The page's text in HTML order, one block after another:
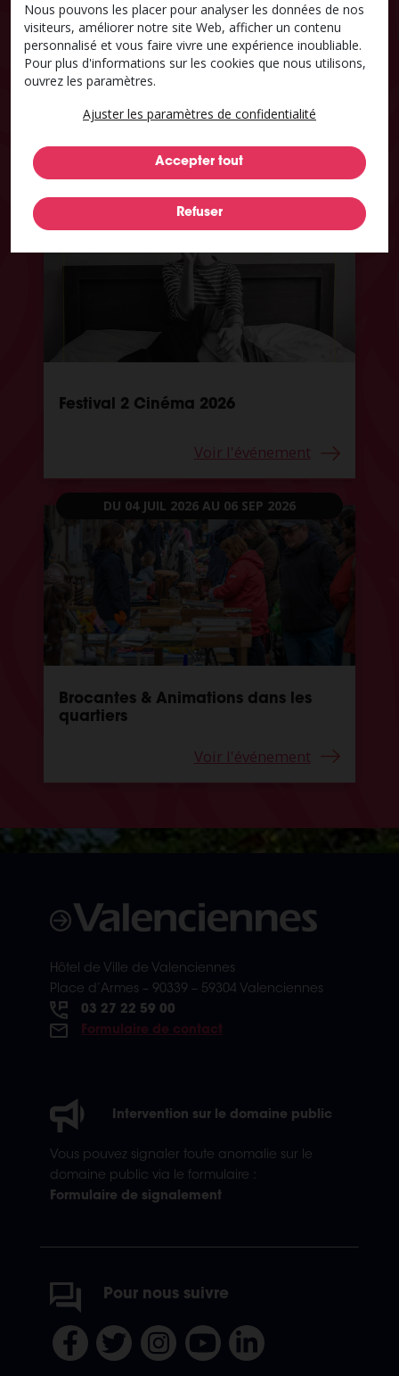
Régates à Valenciennes – Saison
2026
Voir l'événement
DU 25 SEP 2026AU 29 SEP 2026
Festival 2 Cinéma 2026
Voir l'événement
DU 04 JUIL 2026 AU 06 SEP 2026
Brocantes & Animations dans les
quartiers
Voir l'événement
Hôtel de Ville de Valenciennes
Place d’Armes – 90339 – 59304 Valenciennes
03 27 22 59 00
Formulaire de contact
Intervention sur le domaine public
Vous pouvez signaler toute anomalie sur le
domaine public via le formulaire :
Formulaire de signalement
Pour nous suivre
Nous pouvons les placer pour analyser les données de nos
visiteurs, améliorer notre site Web, afficher un contenu
personnalisé et vous faire vivre une expérience inoubliable.
Pour plus d'informations sur les cookies que nous utilisons,
ouvrez les paramètres.
Ajuster les paramètres de confidentialité